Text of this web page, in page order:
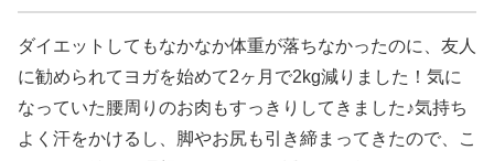
ダイエットしてもなかなか体重が落ちなかったのに、友人
に勧められてヨガを始めて2ヶ月で2kg減りました！気に
なっていた腰周りのお肉もすっきりしてきました♪気持ち
よく汗をかけるし、脚やお尻も引き締まってきたので、こ